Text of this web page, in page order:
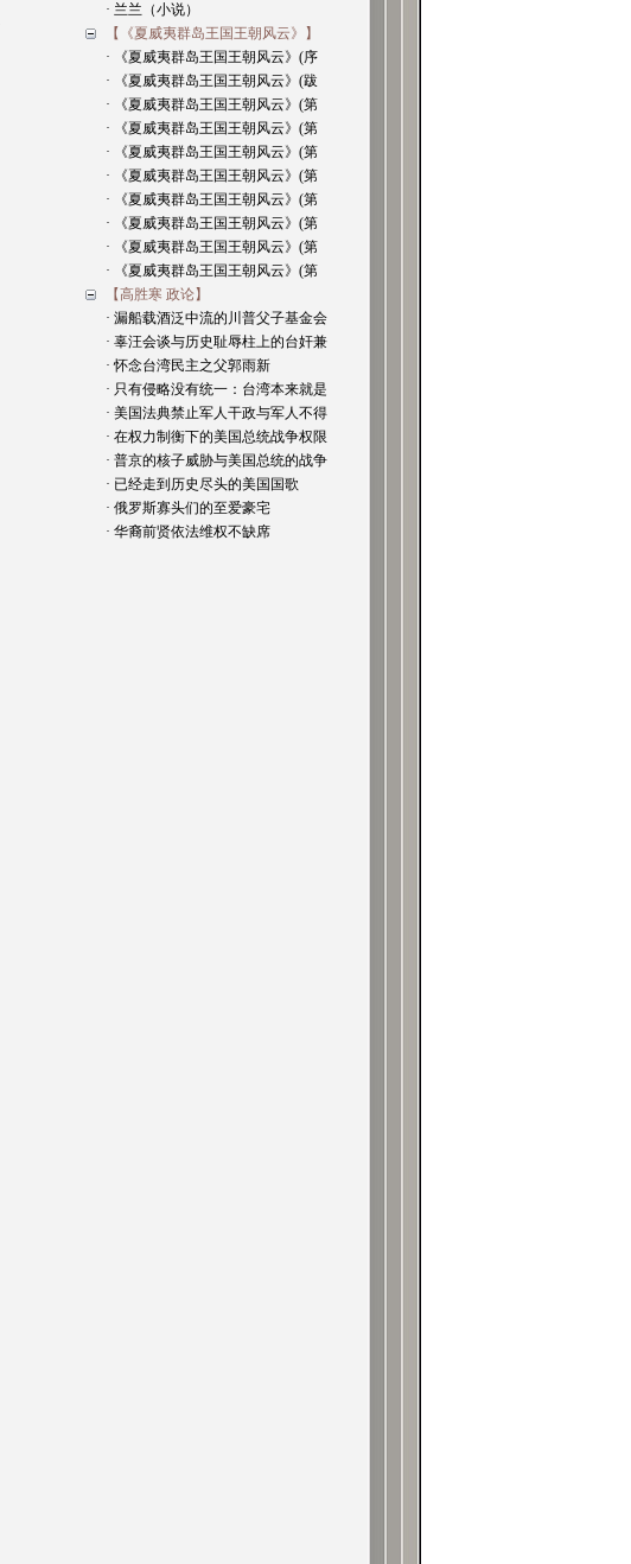
· 兰兰（小说）
【《夏威夷群岛王国王朝风云》】
· 《夏威夷群岛王国王朝风云》(序
· 《夏威夷群岛王国王朝风云》(跋
· 《夏威夷群岛王国王朝风云》(第
· 《夏威夷群岛王国王朝风云》(第
· 《夏威夷群岛王国王朝风云》(第
· 《夏威夷群岛王国王朝风云》(第
· 《夏威夷群岛王国王朝风云》(第
· 《夏威夷群岛王国王朝风云》(第
· 《夏威夷群岛王国王朝风云》(第
· 《夏威夷群岛王国王朝风云》(第
【高胜寒 政论】
· 漏船载酒泛中流的川普父子基金会
· 辜汪会谈与历史耻辱柱上的台奸兼
· 怀念台湾民主之父郭雨新
· 只有侵略没有统一：台湾本来就是
· 美国法典禁止军人干政与军人不得
· 在权力制衡下的美国总统战争权限
· 普京的核子威胁与美国总统的战争
· 已经走到历史尽头的美国国歌
· 俄罗斯寡头们的至爱豪宅
· 华裔前贤依法维权不缺席